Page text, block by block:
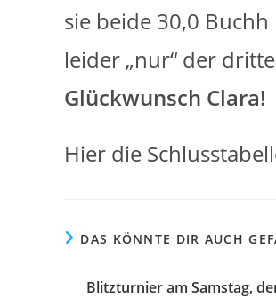
sie beide 30,0
leider „nur“ der
Glückwunsch Clara!
Hier die
DAS KÖNNTE DIR AUCH
Blitzturnier am Samstag,